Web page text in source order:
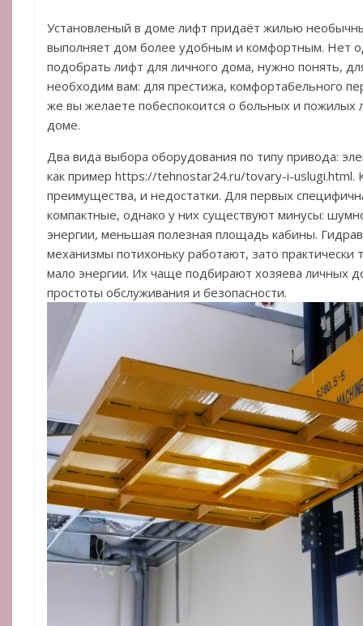
Установленый в доме лифт придаёт жилью
выполняет дом более удобным и комфортным. Нет
подобрать лифт для личного дома, нужно понять,
необходим вам: для престижа, комфортабельного
же вы желаете побеспокоится о больных и
доме.
Два вида выбора оборудования по типу привода:
как пример https://tehnostar24.ru/tovary-i-
преимущества, и недостатки. Для первых
компактные, однако у них существуют минусы:
энергии, меньшая полезная площадь кабины.
механизмы потихоньку работают, зато практически
мало энергии. Их чаще подбирают хозяева личных
простоты обслуживания и безопасности.